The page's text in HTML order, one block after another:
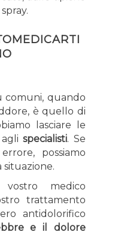
comuni, quando
è quello di
lasciare le
aglispecialisti. Se
possiamo
situazione.
vostro medico
trattamento
antidolorifico
e il dolore